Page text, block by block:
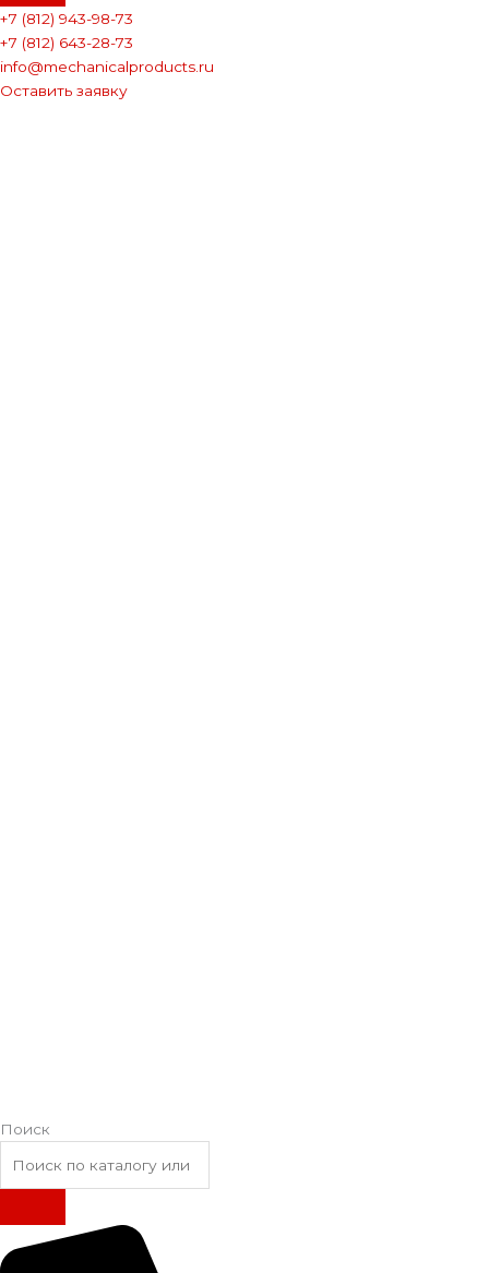
+7 (812) 943-98-73
+7 (812) 643-28-73
info@mechanicalproducts.ru
Оставить заявку
Поиск